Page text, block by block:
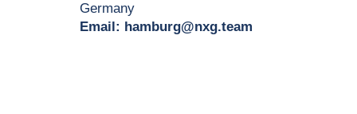
Germany
Email: hamburg@nxg.team